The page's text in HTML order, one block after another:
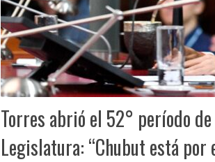
Torres abrió el 52° período
Legislatura: “Chubut está por